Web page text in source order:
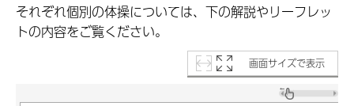
それぞれ個別の体操については、下の解説やリーフレッ
トの内容をご覧ください。
画面サイズで表示